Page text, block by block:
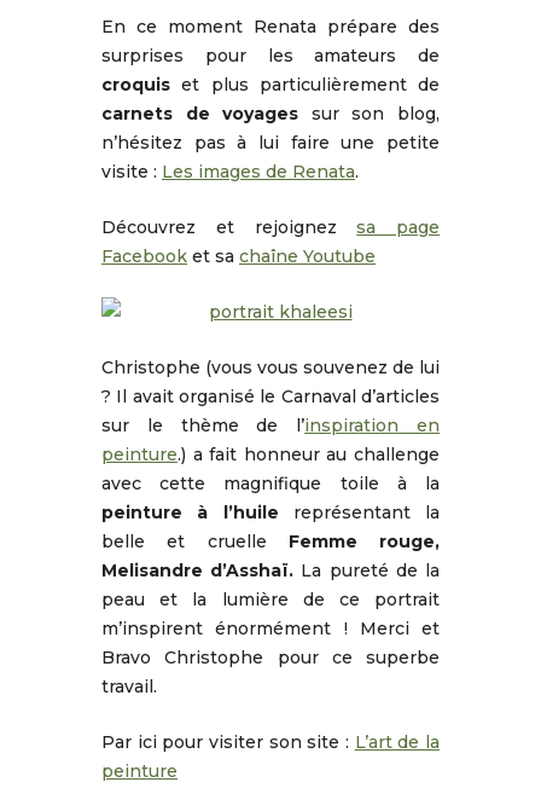
En ce moment Renata prépare des
surprises pour les amateurs de
croquis et plus particulièrement de
carnets de voyages sur son blog,
n’hésitez pas à lui faire une petite
visite : Les images de Renata.
Découvrez et rejoignezsa page
Facebook et sa chaîne Youtube
Christophe (vous vous souvenez de lui
? Il avait organisé le Carnaval d’articles
sur le thème de l’inspiration en
peinture.) a fait honneur au challenge
avec cette magnifique toile à la
peinture à l’huile représentant la
belle et cruelle Femme rouge,
Melisandre d’Asshaï. La pureté de la
peau et la lumière de ce portrait
m’inspirent énormément ! Merci et
Bravo Christophe pour ce superbe
travail.
Par ici pour visiter son site : L’art de la
peinture